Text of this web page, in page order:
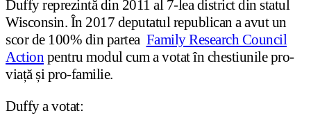
Duffy reprezintă din 2011 al 7-lea district din statul
Wisconsin. În 2017 deputatul republican a avut un
scor de 100% din partea Family Research Council
Action pentru modul cum a votat în chestiunile pro-
viață și pro-familie.
Duffy a votat: